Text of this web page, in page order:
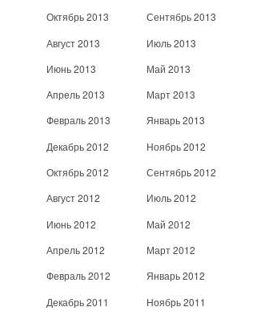
Октябрь 2013
Сентябрь 2013
Август 2013
Июль 2013
Июнь 2013
Май 2013
Апрель 2013
Март 2013
Февраль 2013
Январь 2013
Декабрь 2012
Ноябрь 2012
Октябрь 2012
Сентябрь 2012
Август 2012
Июль 2012
Июнь 2012
Май 2012
Апрель 2012
Март 2012
Февраль 2012
Январь 2012
Декабрь 2011
Ноябрь 2011